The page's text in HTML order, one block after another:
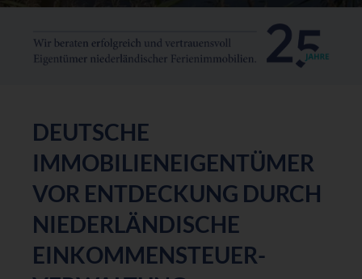
DEUTSCHE
IMMOBILIENEIGENTÜMER
VOR ENTDECKUNG DURCH
NIEDERLÄNDISCHE
EINKOMMENSTEUER-